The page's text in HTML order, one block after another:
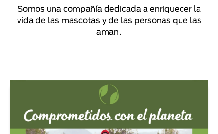
Somos una compañía dedicada a enriquecer la
vida de las mascotas y de las personas que las
aman.